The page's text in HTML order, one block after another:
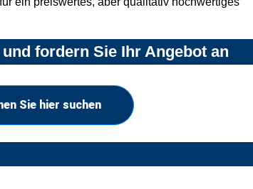
fordern Sie Ihr Angebot an
Sie hier suchen